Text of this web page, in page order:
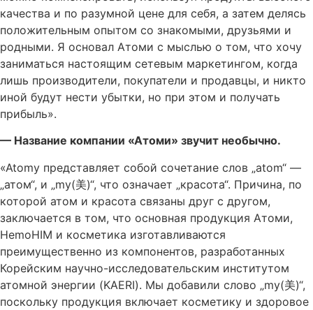
качества и по разумной цене для себя, а затем делясь
положительным опытом со знакомыми, друзьями и
родными. Я основал Атоми с мыслью о том, что хочу
заниматься настоящим сетевым маркетингом, когда
лишь производители, покупатели и продавцы, и никто
иной будут нести убытки, но при этом и получать
прибыль».
— Название компании «Атоми» звучит необычно.
«Atomy представляет собой сочетание слов „atom“ —
„атом“, и „my(美)“, что означает „красота“. Причина, по
которой атом и красота связаны друг с другом,
заключается в том, что основная продукция Атоми,
HemoHIM и косметика изготавливаются
преимущественно из компонентов, разработанных
Корейским научно-исследовательским институтом
атомной энергии (KAERI). Мы добавили слово „my(美)“,
поскольку продукция включает косметику и здоровое